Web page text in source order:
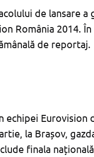
de lansare a
România 2014. În
de reportaj.
echipei Eurovision
la Brașov,
finala